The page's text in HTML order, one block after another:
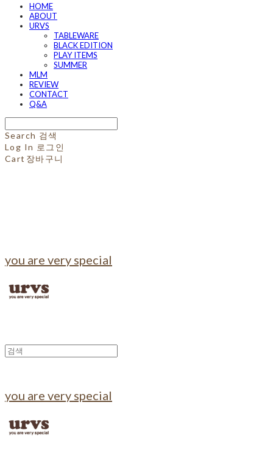
HOME
ABOUT
URVS
TABLEWARE
BLACK EDITION
PLAY ITEMS
SUMMER
MLM
REVIEW
CONTACT
Q&A
Search 검색
Log In 로그인
Cart 장바구니
you are very special
you are very special